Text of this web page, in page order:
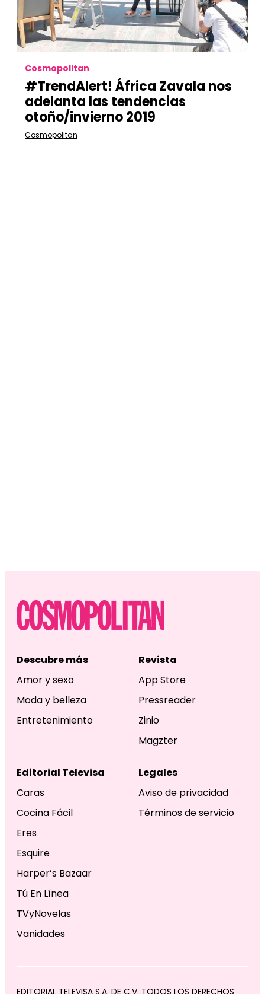
Cosmopolitan
#TrendAlert! África Zavala nos
adelanta las tendencias
otoño/invierno 2019
Cosmopolitan
Descubre más
Amor y sexo
Moda y belleza
Entretenimiento
Revista
App Store
Pressreader
Zinio
Magzter
Editorial Televisa
Caras
Cocina Fácil
Eres
Esquire
Harper’s Bazaar
Tú En Línea
TVyNovelas
Vanidades
Legales
Aviso de privacidad
Términos de servicio
EDITORIAL TELEVISA S.A. DE C.V. TODOS LOS DERECHOS